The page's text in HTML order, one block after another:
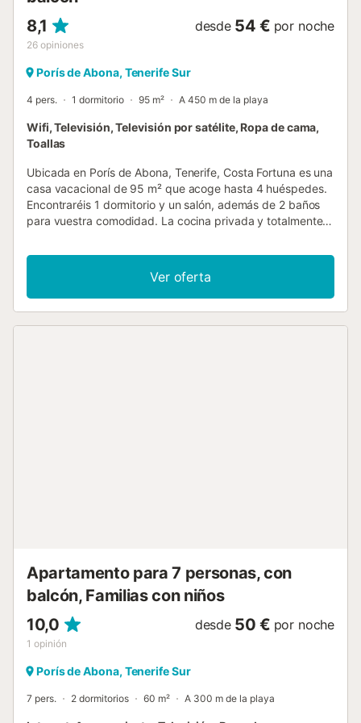
8,1
26 opiniones
desde 54 € por noche
Porís de Abona, Tenerife Sur
4 pers. 1 dormitorio 95 m² A 450 m de la playa
Wifi, Televisión, Televisión por satélite, Ropa de cama,
Toallas
Ubicada en Porís de Abona, Tenerife, Costa Fortuna es una
casa vacacional de 95 m² que acoge hasta 4 huéspedes.
Encontraréis 1 dormitorio y un salón, además de 2 baños
para vuestra comodidad. La cocina privada y totalmente
mientras que las comodidades incluyen Wi-Fi apto para
videollamadas, TV, lavadora, secadora y un espacio de
trabajo dedicado para necesidades de teletrabajo. Salid a
vuestras 2 terrazas privadas sin techo y al balcón privado,
Ver oferta
Apartamento para 7 personas, con
balcón, Familias con niños
10,0
1 opinión
desde 50 € por noche
Porís de Abona, Tenerife Sur
7 pers. 2 dormitorios 60 m² A 300 m de la playa